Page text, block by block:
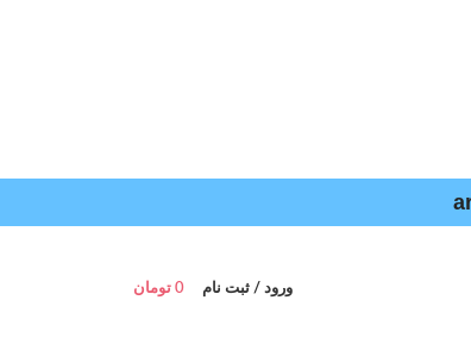
ورود / ثبت نام 0 تومان